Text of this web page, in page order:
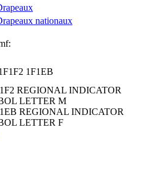
nationaux
1F1EB
REGIONAL INDICATOR
LETTER M
REGIONAL INDICATOR
LETTER F